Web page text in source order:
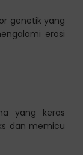
genetik yang
erosi
yang keras
dan memicu